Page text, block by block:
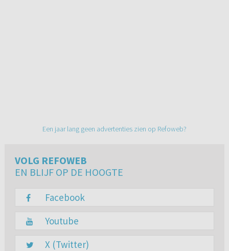
Een jaar lang geen advertenties zien op Refoweb?
VOLG REFOWEB
EN BLIJF OP DE HOOGTE
Facebook
Youtube
X (Twitter)